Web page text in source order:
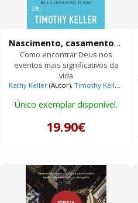
Nascimento, casamento e morte
Como encontrar Deus nos
eventos mais significativos da
vida
Kathy Keller (Autor),Timothy Keller
Único exemplar disponível.
19.90€